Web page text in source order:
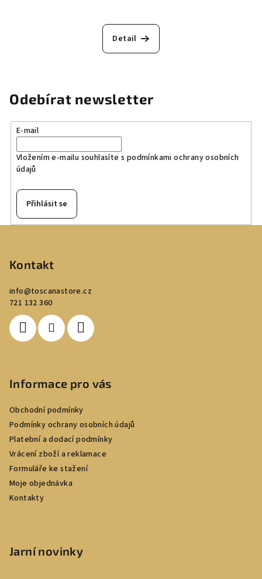
Detail
Odebírat newsletter
E-mail
Vložením e-mailu souhlasíte s podmínkami ochrany osobních
údajů
Přihlásit se
Kontakt
info@toscanastore.cz
721 132 360
Informace pro vás
Obchodní podmínky
Podmínky ochrany osobních údajů
Platební a dodací podmínky
Vrácení zboží a reklamace
Formuláře ke stažení
Moje objednávka
Kontakty
Jarní novinky